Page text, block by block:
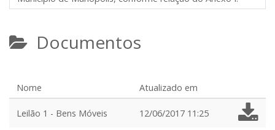
Documentos
Nome Atualizado em
Leilão 1 - Bens Móveis 12/06/2017 11:25